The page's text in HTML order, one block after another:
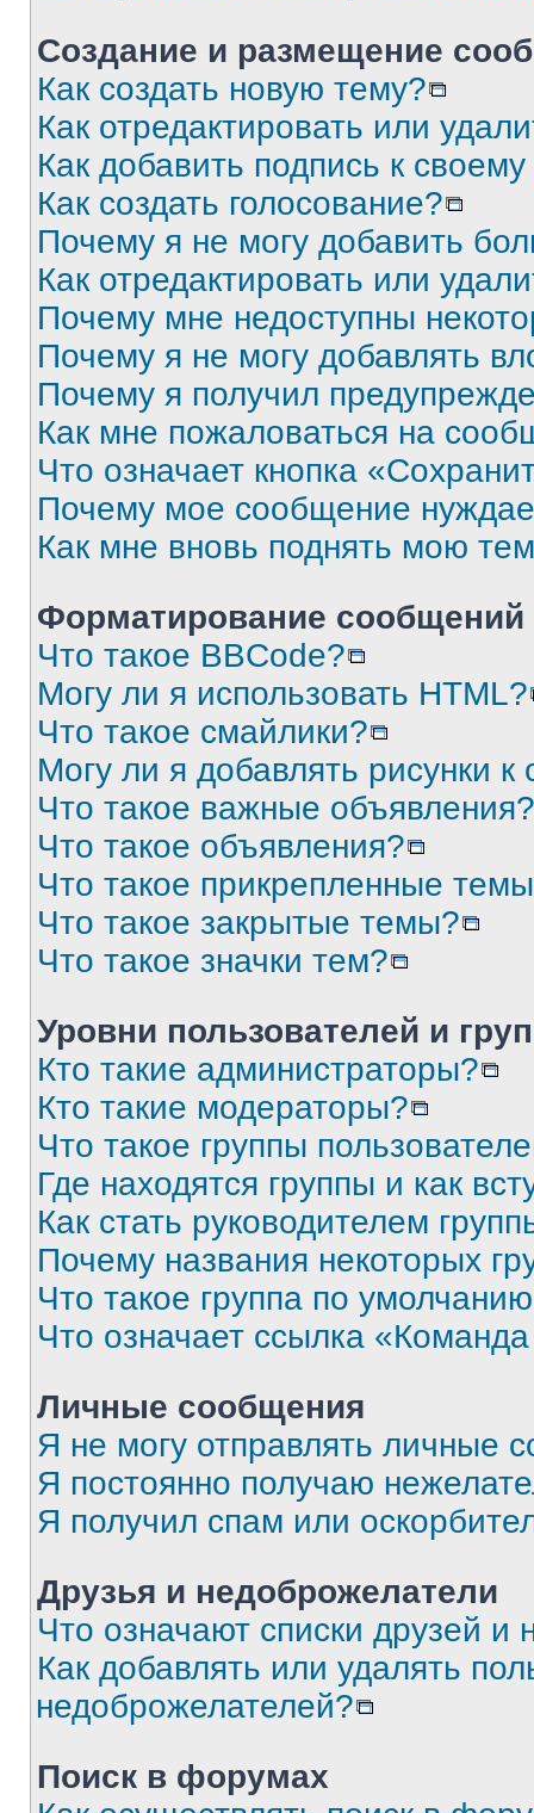
Создание и размещение
Как создать новую тему?
Как отредактировать или
Как добавить подпись к
Как создать голосование?
Почему я не могу добавить
Как отредактировать или
Почему мне недоступны
Почему я не могу добавлять
Почему я получил
Как мне пожаловаться на
Что означает кнопка
Почему мое сообщение
Как мне вновь поднять мою
Форматирование
Что такое BBCode?
Могу ли я использовать HTML?
Что такое смайлики?
Могу ли я добавлять рисунки
Что такое важные объявления?
Что такое объявления?
Что такое прикрепленные
Что такое закрытые темы?
Что такое значки тем?
Уровни пользователей и
Кто такие администраторы?
Кто такие модераторы?
Что такое группы
Где находятся группы и как
Как стать руководителем
Почему названия некоторых
Что такое группа по
Что означает ссылка
Личные сообщения
Я не могу отправлять личные
Я постоянно получаю
Я получил спам или
Друзья и недоброжелатели
Что означают списки друзей и
Как добавлять или удалять
недоброжелателей?
Поиск в форумах